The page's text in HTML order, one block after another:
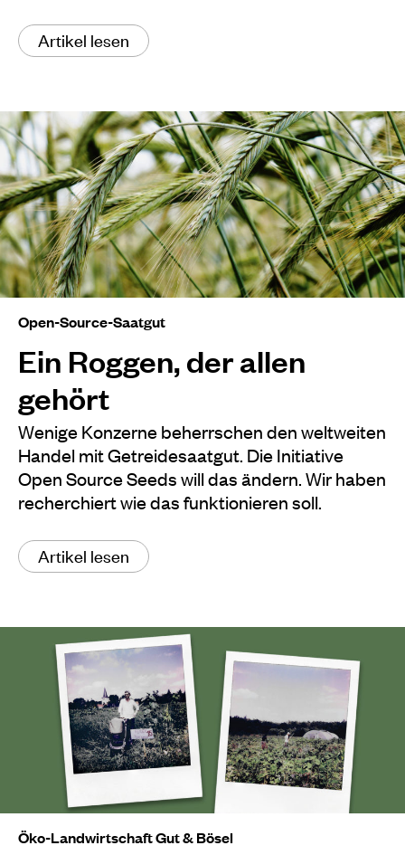
Artikel lesen
Open-Source-Saatgut
Ein Roggen, der allen
gehört
Wenige Konzerne beherrschen den weltweiten
Handel mit Getreidesaatgut. Die Initiative
Open Source Seeds will das ändern. Wir haben
recherchiert wie das funktionieren soll.
Artikel lesen
Öko-Landwirtschaft Gut & Bösel